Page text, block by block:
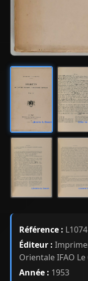
Référence :
Éditeur :
Orientale IFAO Le
Année : 1953